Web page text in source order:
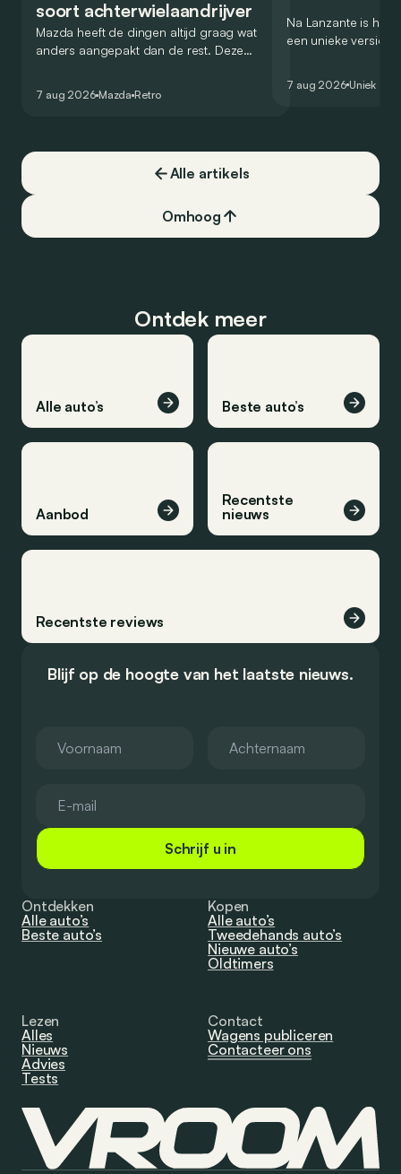
soort achterwielaandrijver
Mazda heeft de dingen altijd graag wat
anders aangepakt dan de rest. Deze
7 aug 2026 Mazda Retro
Na Lanzante is het
een unieke versie
7 aug 2026 Uniek
Alle artikels
Omhoog
Ontdek meer
Alle auto’s Beste auto’s
Aanbod
Recentste
nieuws
Recentste reviews
Blijf op de hoogte van het laatste nieuws.
Schrijf u in
Ontdekken
Alle auto’s
Beste auto’s
Kopen
Alle auto’s
Tweedehands auto’s
Nieuwe auto’s
Oldtimers
Lezen
Alles
Nieuws
Advies
Tests
Contact
Wagens publiceren
Contacteer ons